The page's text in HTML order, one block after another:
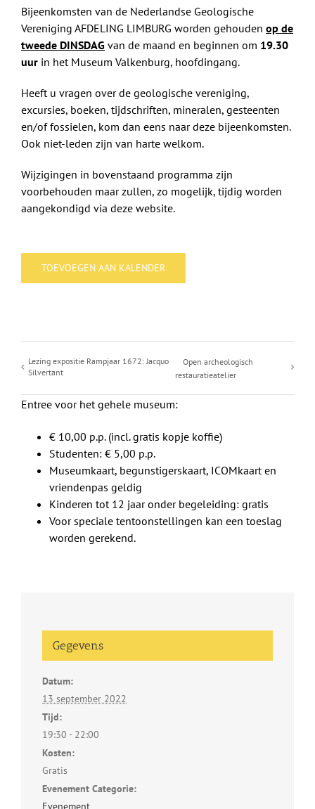
Bijeenkomsten van de Nederlandse Geologische
Vereniging AFDELING LIMBURG worden gehouden op de
tweede DINSDAG van de maand en beginnen om 19.30
uur in het Museum Valkenburg, hoofdingang.
Heeft u vragen over de geologische vereniging,
excursies, boeken, tijdschriften, mineralen, gesteenten
en/of fossielen, kom dan eens naar deze bijeenkomsten.
Ook niet-leden zijn van harte welkom.
Wijzigingen in bovenstaand programma zijn
voorbehouden maar zullen, zo mogelijk, tijdig worden
aangekondigd via deze website.
TOEVOEGEN AAN KALENDER
Lezing expositie Rampjaar 1672: Jacquo
Silvertant
Open archeologisch
restauratieatelier
Entree voor het gehele museum:
€ 10,00 p.p. (incl. gratis kopje koffie)
Studenten: € 5,00 p.p.
Museumkaart, begunstigerskaart, ICOMkaart en
vriendenpas geldig
Kinderen tot 12 jaar onder begeleiding: gratis
Voor speciale tentoonstellingen kan een toeslag
worden gerekend.
Gegevens
Datum:
13 september 2022
Tijd:
19:30 - 22:00
Kosten:
Gratis
Evenement Categorie:
Evenement